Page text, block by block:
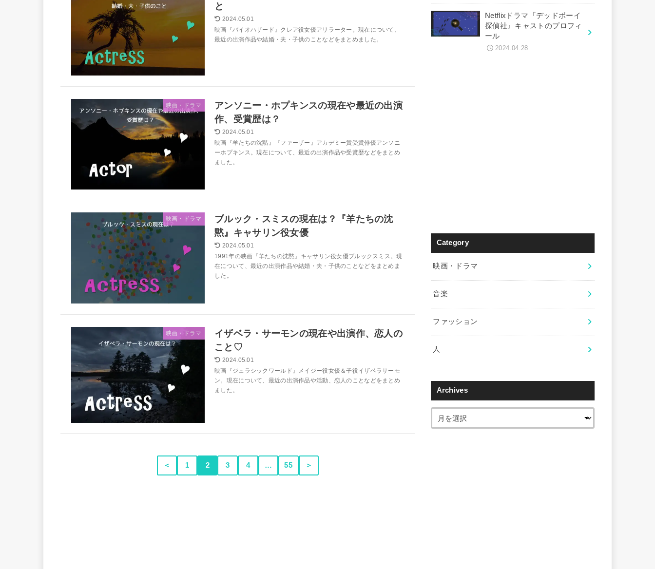
と
2024.05.01
映画『バイオハザード』クレア役女優アリラーター。現在について、
最近の出演作品や結婚・夫・子供のことなどをまとめました。
映画・ドラマ
アンソニー・ホプキンスの現在や最近の出演
作、受賞歴は？
2024.05.01
映画『羊たちの沈黙』『ファーザー』アカデミー賞受賞俳優アンソニ
ーホプキンス。現在について、最近の出演作品や受賞歴などをまとめ
ました。
映画・ドラマ
ブルック・スミスの現在は？『羊たちの沈
黙』キャサリン役女優
2024.05.01
1991年の映画『羊たちの沈黙』キャサリン役女優ブルックスミス。現
在について、最近の出演作品や結婚・夫・子供のことなどをまとめま
した。
映画・ドラマ
イザベラ・サーモンの現在や出演作、恋人の
こと♡
2024.05.01
映画『ジュラシックワールド』メイジー役女優＆子役イザベラサーモ
ン。現在について、最近の出演作品や活動、恋人のことなどをまとめ
ました。
＜ 1 2 3 4 … 55 ＞
Netflixドラマ『デッドボーイ
探偵社』キャストのプロフィ
ール
2024.04.28
Category
映画・ドラマ
音楽
ファッション
人
Archives